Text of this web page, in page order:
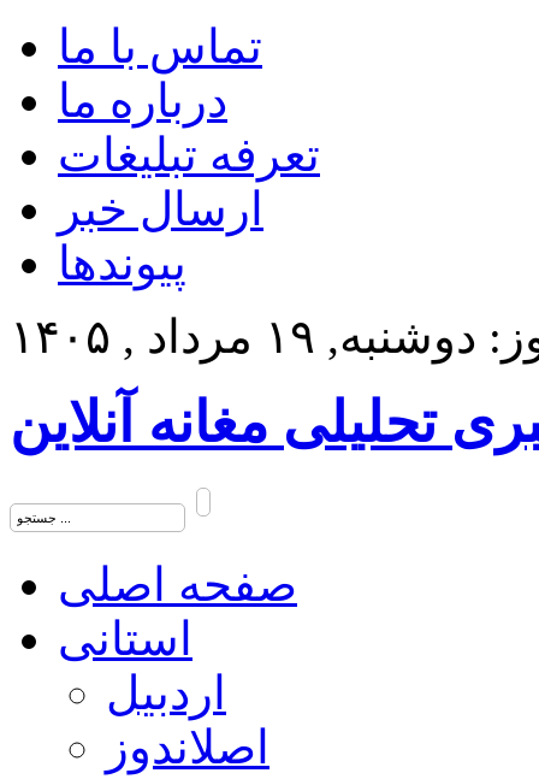
تماس با ما
درباره ما
تعرفه تبلیغات
ارسال خبر
پیوندها
۱۹ مرداد , ۱۴۰۵
تحلیلی مغانه آنلاین
صفحه اصلی
استانی
اردبیل
اصلاندوز